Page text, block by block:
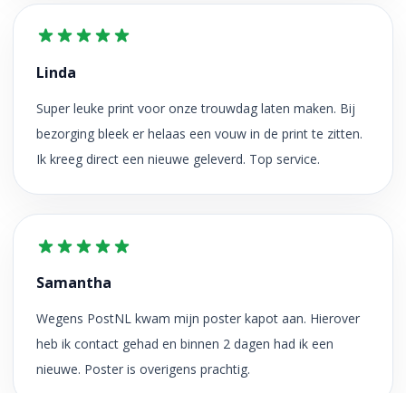
Linda
Super leuke print voor onze trouwdag laten maken. Bij
bezorging bleek er helaas een vouw in de print te zitten.
Ik kreeg direct een nieuwe geleverd. Top service.
Samantha
Wegens PostNL kwam mijn poster kapot aan. Hierover
heb ik contact gehad en binnen 2 dagen had ik een
nieuwe. Poster is overigens prachtig.